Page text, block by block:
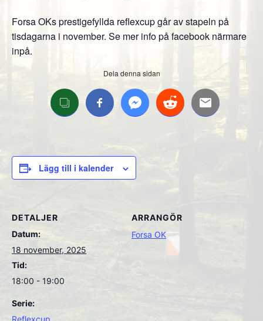
Forsa OKs prestigefyllda reflexcup går av stapeln på
tisdagarna i november. Se mer info på facebook närmare
inpå.
Dela denna sidan
Lägg till i kalender
DETALJER
Datum:
18 november, 2025
Tid:
18:00 - 19:00
Serie:
Reflexcup
ARRANGÖR
Forsa OK